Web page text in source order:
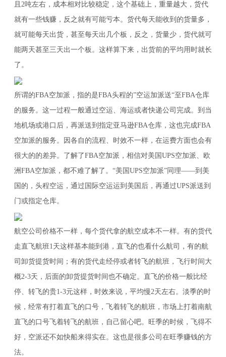
且2吨左右，成本相对比较稳定，这个基础上，重量越大，货代
就有一些钱赚，反之就有可能亏本。货代每天能收到的货量多，
就可能每天出货，甚至每天出几个板，反之，货量少，货代就可
能两天甚至三天出一个板。这样算下来，出货前的平均用时就长
了。
所谓的FBA空加派，指的是FBA头程的”空运加派送“至FBA仓库
的服务。这一过程一般通过空运、海运或者快递公司完成。到当
地机场或港口后，再派送到指定亚马逊FBA仓库，这也完成FBA
空加派的服务。因各自的流程、时效不一样，在运费方面也会有
很大的的差异。了解了FBA空加派，相信对美国UPS空加派、欧
洲FBA空加派，都不难了解了。“美国UPS空加派”同理——到美
国的，头程空运，通过国际空运运到美国后，再通过UPS派送到
门或指定仓库。
航空公司价格不一样，每个货代拿的航空成本不一样。有的货代
走直飞航班1天这样基本能到港，直飞的也看什么航司，有的航
司卸货提货时间；有的货代走经停或者转飞的航班，飞行时间大
概2-3天，后面的卸货提货时间也不确定。直飞的价格一般比经
停、转飞的贵1-3元这样，时效来说，平均慢2天左右。淡季的时
候，经常有打着直飞的口号，飞着转飞的航班，市场上打着南航
直飞的口号飞着转飞的航班，自己留心吧。旺季的时候，飞得不
好，空派还不如快船来得实在。这也是很多公司在旺季赚钱的方
法。